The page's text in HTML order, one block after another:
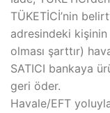
TÜKETİCİ’nin
adresindeki kişinin
olması şarttır)
SATICI bankaya
geri öder.
Havale/EFT